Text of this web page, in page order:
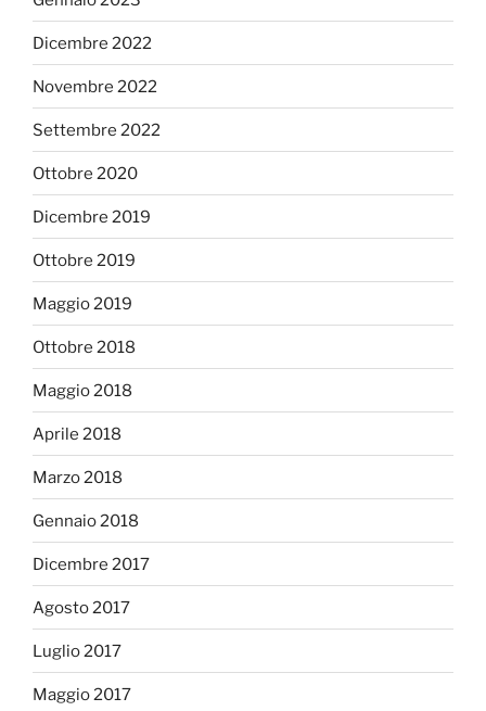
Dicembre 2022
Novembre 2022
Settembre 2022
Ottobre 2020
Dicembre 2019
Ottobre 2019
Maggio 2019
Ottobre 2018
Maggio 2018
Aprile 2018
Marzo 2018
Gennaio 2018
Dicembre 2017
Agosto 2017
Luglio 2017
Maggio 2017